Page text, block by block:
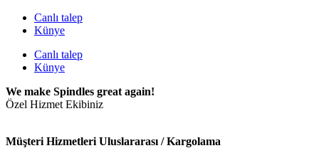
Canlı talep
Künye
Canlı talep
Künye
We make Spindles great again!
Özel Hizmet Ekibiniz
Müşteri Hizmetleri Uluslararası / Kargolama